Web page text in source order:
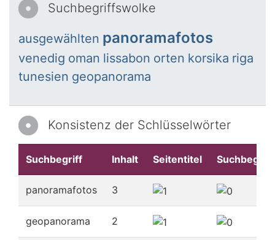
Suchbegriffswolke
ausgewählten panoramafotos
venedig oman lissabon orten korsika riga
tunesien geopanorama
Konsistenz der Schlüsselwörter
Suchbegriff Inhalt Seitentitel
panoramafotos 3
geopanorama 2